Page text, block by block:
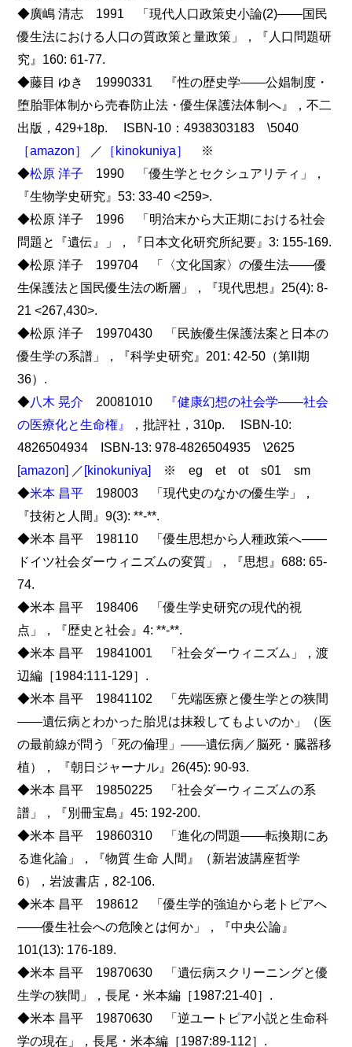
◆廣嶋 清志 1991 「現代人口政策史小論(2)――国民
優生法における人口の質政策と量政策」，『人口問題研
究』160: 61-77.
◆藤目 ゆき 19990331 『性の歴史学――公娼制度・
堕胎罪体制から売春防止法・優生保護法体制へ』，不二
出版，429+18p. ISBN-10：4938303183 \5040
［amazon］
／ ［kinokuniya］
※
◆松原 洋子 1990 「優生学とセクシュアリティ」，
『生物学史研究』53: 33-40 <259>.
◆松原 洋子 1996 「明治末から大正期における社会
問題と『遺伝』」，『日本文化研究所紀要』3: 155-169.
◆松原 洋子 199704 「〈文化国家〉の優生法――優
生保護法と国民優生法の断層」，『現代思想』25(4): 8-
21 <267,430>.
◆松原 洋子 19970430 「民族優生保護法案と日本の
優生学の系譜」，『科学史研究』201: 42-50（第II期
36）.
◆八木 晃介 20081010
『健康幻想の社会学――社会
の医療化と生命権』
，批評社，310p. ISBN-10:
4826504934 ISBN-13: 978-4826504935 \2625
[amazon] ／[kinokuniya] ※ eg et ot s01 sm
◆米本 昌平 198003 「現代史のなかの優生学」，
『技術と人間』9(3): **-**.
◆米本 昌平 198110 「優生思想から人種政策へ――
ドイツ社会ダーウィニズムの変質」，『思想』688: 65-
74.
◆米本 昌平 198406 「優生学史研究の現代的視
点」，『歴史と社会』4: **-**.
◆米本 昌平 19841001 「社会ダーウィニズム」，渡
辺編［1984:111-129］.
◆米本 昌平 19841102 「先端医療と優生学との狭間
――遺伝病とわかった胎児は抹殺してもよいのか」（医
の最前線が問う「死の倫理」――遺伝病／脳死・臓器移
植）， 『朝日ジャーナル』26(45): 90-93.
◆米本 昌平 19850225 「社会ダーウィニズムの系
譜」，『別冊宝島』45: 192-200.
◆米本 昌平 19860310 「進化の問題――転換期にあ
る進化論」，『物質 生命 人間』（新岩波講座哲学
6），岩波書店，82-106.
◆米本 昌平 198612 「優生学的強迫から老トピアへ
――優生社会への危険とは何か」，『中央公論』
101(13): 176-189.
◆米本 昌平 19870630 「遺伝病スクリーニングと優
生学の狭間」，長尾・米本編［1987:21-40］.
◆米本 昌平 19870630 「逆ユートピア小説と生命科
学の現在」，長尾・米本編［1987:89-112］.